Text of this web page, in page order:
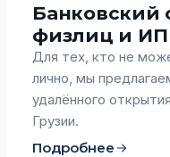
Банковский
физлиц и ИП
Для тех, кто не
лично, мы
удалённого
Грузии.
Подробнее